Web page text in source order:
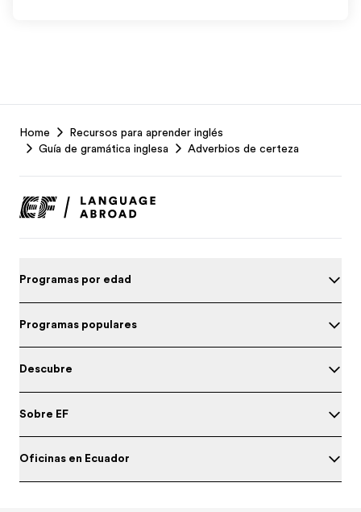
Footer
Home
Recursos para aprender inglés
Guía de gramática inglesa
Adverbios de certeza
Programas por edad
Programas populares
Descubre
Sobre EF
Oficinas en Ecuador